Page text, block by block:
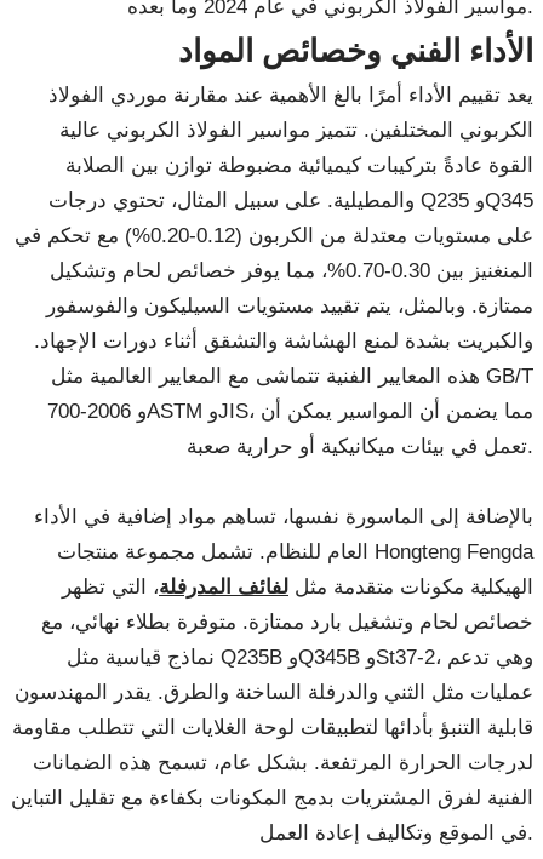
مواسير الفولاذ الكربوني في عام 2024 وما بعده.
الأداء الفني وخصائص المواد
يعد تقييم الأداء أمرًا بالغ الأهمية عند مقارنة موردي الفولاذ
الكربوني المختلفين. تتميز مواسير الفولاذ الكربوني عالية
القوة عادةً بتركيبات كيميائية مضبوطة توازن بين الصلابة
والمطيلية. على سبيل المثال، تحتوي درجات Q235 وQ345
على مستويات معتدلة من الكربون (0.12-0.20%) مع تحكم في
المنغنيز بين 0.30-0.70%، مما يوفر خصائص لحام وتشكيل
ممتازة. وبالمثل، يتم تقييد مستويات السيليكون والفوسفور
والكبريت بشدة لمنع الهشاشة والتشقق أثناء دورات الإجهاد.
هذه المعايير الفنية تتماشى مع المعايير العالمية مثل GB/T
700-2006 وASTM وJIS، مما يضمن أن المواسير يمكن أن
تعمل في بيئات ميكانيكية أو حرارية صعبة.
بالإضافة إلى الماسورة نفسها، تساهم مواد إضافية في الأداء
العام للنظام. تشمل مجموعة منتجات Hongteng Fengda
الهيكلية مكونات متقدمة مثل لفائف المدرفلة، التي تظهر
خصائص لحام وتشغيل بارد ممتازة. متوفرة بطلاء نهائي، مع
نماذج قياسية مثل Q235B وQ345B وSt37-2، وهي تدعم
عمليات مثل الثني والدرفلة الساخنة والطرق. يقدر المهندسون
قابلية التنبؤ بأدائها لتطبيقات لوحة الغلايات التي تتطلب مقاومة
لدرجات الحرارة المرتفعة. بشكل عام، تسمح هذه الضمانات
الفنية لفرق المشتريات بدمج المكونات بكفاءة مع تقليل التباين
في الموقع وتكاليف إعادة العمل.